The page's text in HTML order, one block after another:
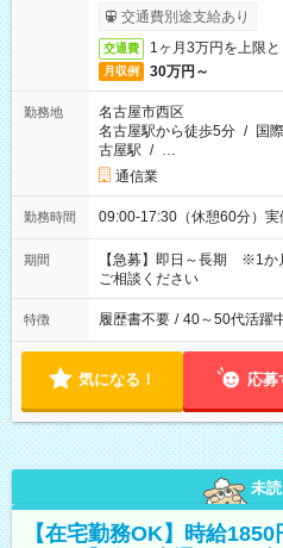
交通費別途支給あり
交通費 1ヶ月3万円を上限
月収例 30万円～
勤務地
名古屋市西区
名古屋駅から徒歩5分 / 国
古屋駅 / …
通信業
勤務時間 09:00-17:30（休憩60分）
期間
【急募】即日～長期 ※1か
ご相談ください
特徴 履歴書不要 / 40～50代活躍
気になる！ 応募
未読
【在宅勤務OK】時給